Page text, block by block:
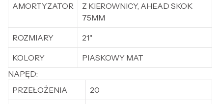
AMORTYZATOR
Z KIEROWNICY, AHEAD SKOK
75MM
ROZMIARY 21"
KOLORY
PIASKOWY MAT
NAPĘD:
PRZEŁOŻENIA
20